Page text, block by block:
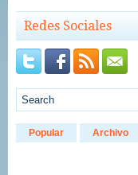
Redes Sociales
Popular Archivo